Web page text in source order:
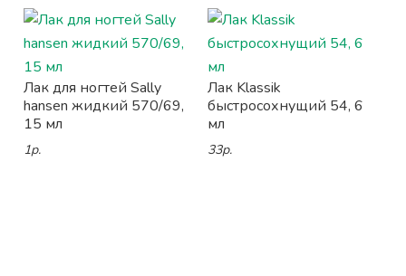
Лак для ногтей Sally
hansen жидкий 570/69,
15 мл
1р.
Лак Klassik
быстросохнущий 54, 6
мл
33р.